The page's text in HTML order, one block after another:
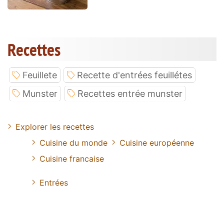
Recettes
Feuillete
Recette d'entrées feuillétes
Munster
Recettes entrée munster
Explorer les recettes
Cuisine du monde
Cuisine européenne
Cuisine francaise
Entrées